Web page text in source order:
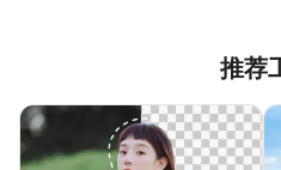
推荐